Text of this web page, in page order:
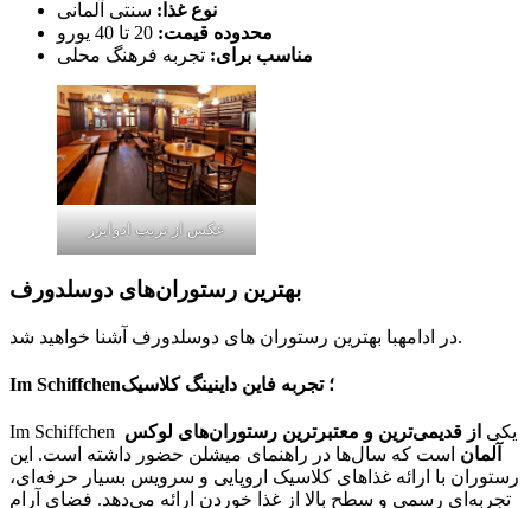
نوع غذا: سنتی آلمانی
محدوده قیمت:
مناسب برای: تجربه فرهنگ محلی
عکس از تریپ ادوایزر
بهترین رستوران‌های دوسلدورف
در ادامهبا بهترین رستوران های دوسلدورف آشنا خواهید شد.
Im Schiffchen؛ تجربه فاین داینینگ کلاسیک
Im Schiffchen یکی از قدیمی‌ترین و معتبرترین رستوران‌های لوکس
آلمان است که سال‌ها در راهنمای میشلن حضور داشته است. این
رستوران با ارائه غذاهای کلاسیک اروپایی و سرویس بسیار حرفه‌ای،
تجربه‌ای رسمی و سطح بالا از غذا خوردن ارائه می‌دهد. فضای آرام